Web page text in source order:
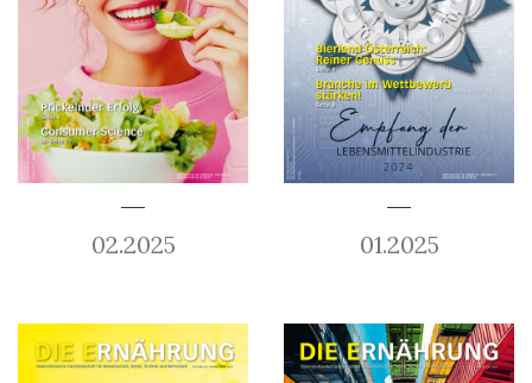
02.2025 01.2025